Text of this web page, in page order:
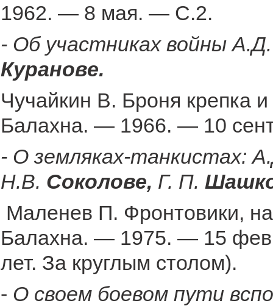
1962. — 8 мая. — С.2.
- Об участниках войны А.Д.
Куранове.
Чучайкин В. Броня крепка
Балахна. — 1966. — 10
- О земляках-танкистах:
Н.В. Соколове, Г. П.
Маленев П. Фронтовики,
Балахна. — 1975. — 15
лет. За круглым столом).
- О своем боевом пути